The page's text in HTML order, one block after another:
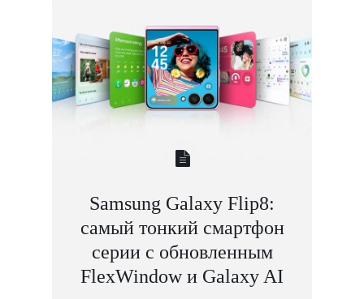
Samsung Galaxy Flip8:
самый тонкий смартфон
серии с обновленным
FlexWindow и Galaxy AI